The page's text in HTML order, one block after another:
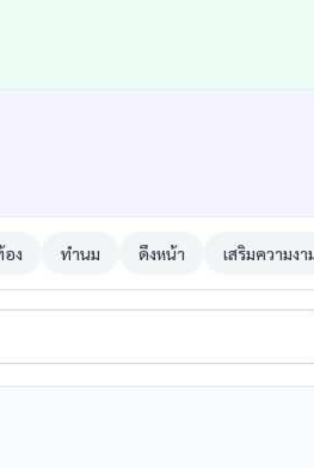
ง ทำนม ดึงหน้า เสริมความงา